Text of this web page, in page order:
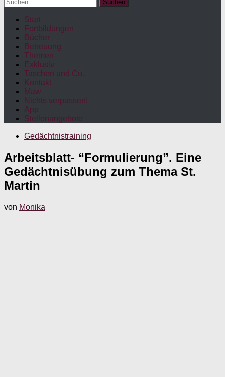
nach:
Start
Fortbildungen
Bücher
Betreuung
Themen
Exklusiv
Taschen und Co.
Kontakt
Maw
Nichts verpassen!
App
Stellenangebote
Gedächtnistraining
Arbeitsblatt- “Formulierung”. Eine
Gedächtnisübung zum Thema St.
Martin
von Monika